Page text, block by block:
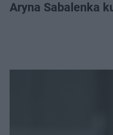
Aryna Sabalenka